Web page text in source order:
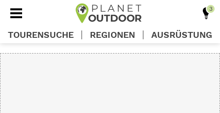
TOURENSUCHE REGIONEN AUSRÜSTUNG